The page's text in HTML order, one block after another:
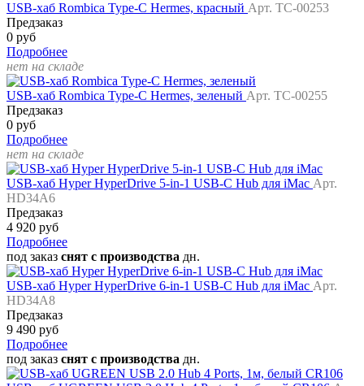
USB-хаб Rombica Type-C Hermes, красный Арт. TC-00253
Предзаказ
0 руб
Подробнее
нет на складе
USB-хаб Rombica Type-C Hermes, зеленый Арт. TC-00255
Предзаказ
0 руб
Подробнее
нет на складе
USB-хаб Hyper HyperDrive 5-in-1 USB-C Hub для iMac Арт.
HD34A6
Предзаказ
4 920 руб
Подробнее
под заказ снят с производства дн.
USB-хаб Hyper HyperDrive 6-in-1 USB-C Hub для iMac Арт.
HD34A8
Предзаказ
9 490 руб
Подробнее
под заказ снят с производства дн.